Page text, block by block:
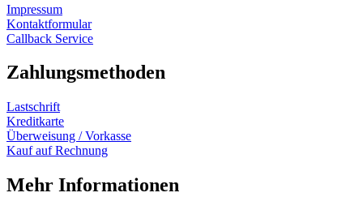
Impressum
Kontaktformular
Callback Service
Zahlungsmethoden
Lastschrift
Kreditkarte
Überweisung / Vorkasse
Kauf auf Rechnung
Mehr Informationen